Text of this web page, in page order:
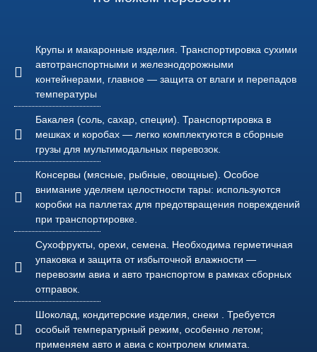
Крупы и макаронные изделия. Транспортировка сухими
автотранспортными и железнодорожными
контейнерами, главное — защита от влаги и перепадов
температуры
Бакалея (соль, сахар, специи). Транспортировка в
мешках и коробах — легко комплектуются в сборные
грузы для мультимодальных перевозок.
Консервы (мясные, рыбные, овощные). Особое
внимание уделяем целостности тары: используются
коробки на паллетах для предотвращения повреждений
при транспортировке.
Сухофрукты, орехи, семена. Необходима герметичная
упаковка и защита от избыточной влажности —
перевозим авиа и авто транспортом в рамках сборных
отправок.
Шоколад, кондитерские изделия, снеки . Требуется
особый температурный режим, особенно летом;
применяем авто и авиа с контролем климата.